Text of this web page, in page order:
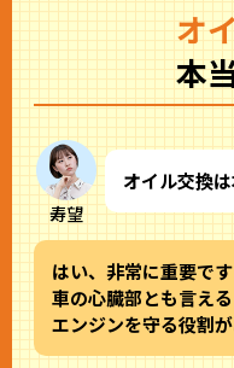
オ
本
寿望
オイル交換
はい、非常に重要で
車の心臓部とも言える
エンジンを守る役割が